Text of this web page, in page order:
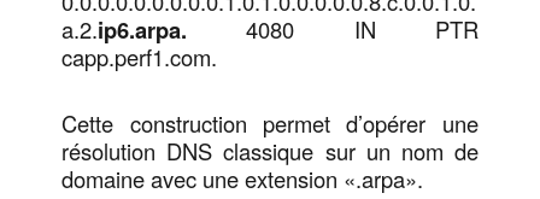
a.2.ip6.arpa. 4080 IN PTR
capp.perf1.com.
Cette construction permet d’opérer une
résolution DNS classique sur un nom de
domaine avec une extension «.arpa».